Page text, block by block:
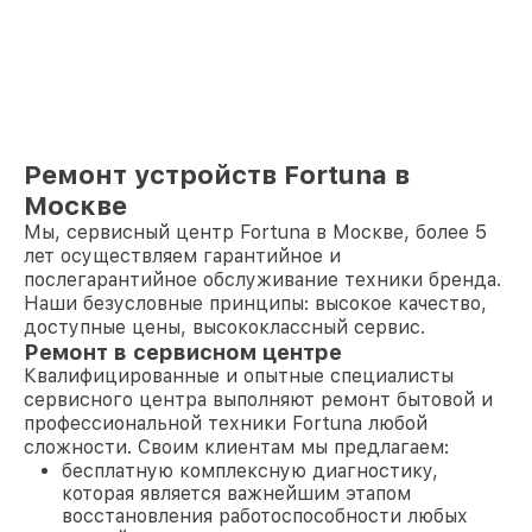
Ремонт устройств Fortuna в
Москве
Мы, сервисный центр Fortuna в Москве, более 5
лет осуществляем гарантийное и
послегарантийное обслуживание техники бренда.
Наши безусловные принципы: высокое качество,
доступные цены, высококлассный сервис.
Ремонт в сервисном центре
Квалифицированные и опытные специалисты
сервисного центра выполняют ремонт бытовой и
профессиональной техники Fortuna любой
сложности. Своим клиентам мы предлагаем:
бесплатную комплексную диагностику,
которая является важнейшим этапом
восстановления работоспособности любых